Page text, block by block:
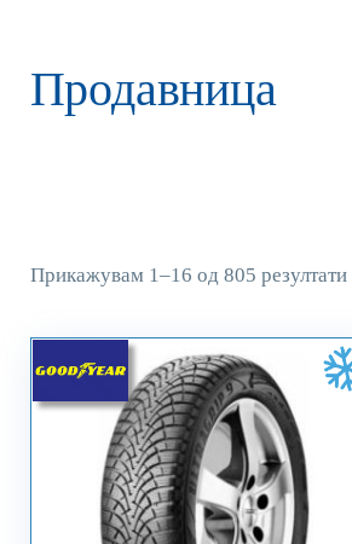
Продавница
Прикажувам 1–16 од 805 резултати